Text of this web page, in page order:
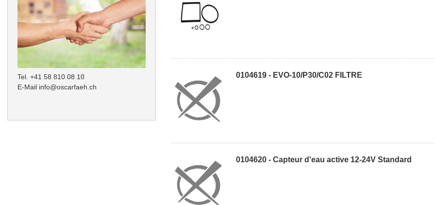
Tel. +41 58 810 08 10
E-Mail info@oscarfaeh.ch
0104619 - EVO-10/P30/C02 FILTRE
0104620 - Capteur d'eau active 12-24V Standard